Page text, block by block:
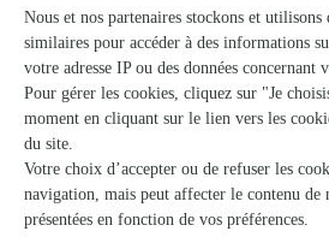
Voir la boutique